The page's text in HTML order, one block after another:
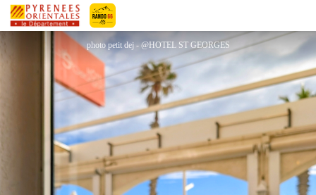
Pyrénées-Orientales Le Département
HÔTEL SAINT GEORGES
photo petit dej - @HOTEL ST GEORGES